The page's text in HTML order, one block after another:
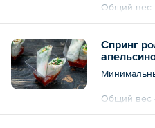
Общий вес
Спринг
Общий вес